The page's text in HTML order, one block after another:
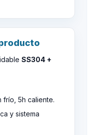
SS304 +
frío, 5h caliente.
y sistema